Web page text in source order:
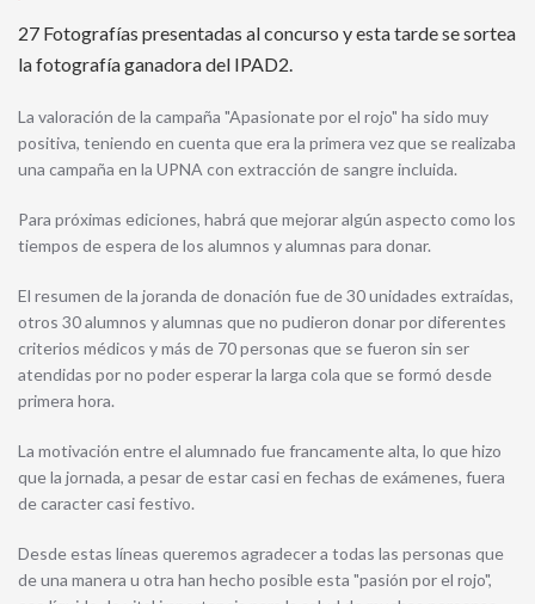
27 Fotografías presentadas al concurso y esta tarde se sortea
la fotografía ganadora del IPAD2.
La valoración de la campaña "Apasionate por el rojo" ha sido muy
positiva, teniendo en cuenta que era la primera vez que se realizaba
una campaña en la UPNA con extracción de sangre incluida.
Para próximas ediciones, habrá que mejorar algún aspecto como los
tiempos de espera de los alumnos y alumnas para donar.
El resumen de la joranda de donación fue de 30 unidades extraídas,
otros 30 alumnos y alumnas que no pudieron donar por diferentes
criterios médicos y más de 70 personas que se fueron sin ser
atendidas por no poder esperar la larga cola que se formó desde
primera hora.
La motivación entre el alumnado fue francamente alta, lo que hizo
que la jornada, a pesar de estar casi en fechas de exámenes, fuera
de caracter casi festivo.
Desde estas líneas queremos agradecer a todas las personas que
de una manera u otra han hecho posible esta "pasión por el rojo",